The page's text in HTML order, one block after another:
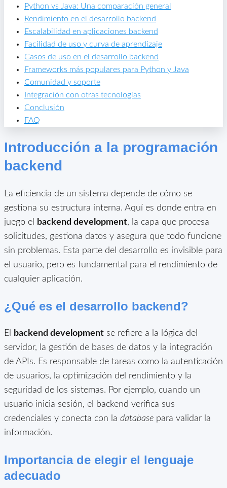
Python vs Java: Una comparación general
Rendimiento en el desarrollo backend
Escalabilidad en aplicaciones backend
Facilidad de uso y curva de aprendizaje
Casos de uso en el desarrollo backend
Frameworks más populares para Python y Java
Comunidad y soporte
Integración con otras tecnologías
Conclusión
FAQ
Introducción a la programación
backend
La eficiencia de un sistema depende de cómo se
gestiona su estructura interna. Aquí es donde entra en
juego el
backend development, la capa que procesa
solicitudes, gestiona datos y asegura que todo funcione
sin problemas. Esta parte del desarrollo es invisible para
el usuario, pero es fundamental para el rendimiento de
cualquier aplicación.
¿Qué es el desarrollo backend?
El backend development se refiere a la lógica del
servidor, la gestión de bases de datos y la integración
de APIs. Es responsable de tareas como la autenticación
de usuarios, la optimización del rendimiento y la
seguridad de los sistemas. Por ejemplo, cuando un
usuario inicia sesión, el backend verifica sus
credenciales y conecta con la database para validar la
información.
Importancia de elegir el lenguaje
adecuado